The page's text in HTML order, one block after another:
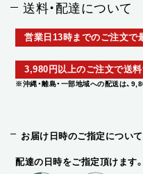
送料・配達について
営業日13時までのご注文で
3,980円以上のご注文で送料
※沖縄・離島・一部地域への配送は、
お届け日時のご指定について
配達の日時をご指定頂けます。